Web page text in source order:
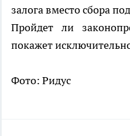
залога вместо сбора
Пройдет ли
покажет
Фото: Ридус